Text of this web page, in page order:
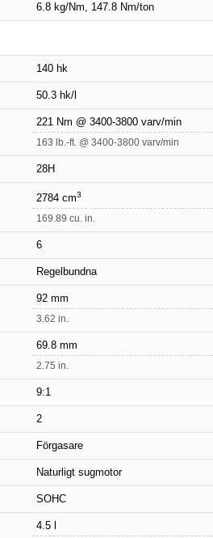
6.8 kg/Nm, 147.8 Nm/ton
140 hk
50.3 hk/l
221 Nm @ 3400-3800 varv/min
163 lb.-ft. @ 3400-3800 varv/min
28H
2784 cm3
169.89 cu. in.
6
Regelbundna
92 mm
3.62 in.
69.8 mm
2.75 in.
9:1
2
Förgasare
Naturligt sugmotor
SOHC
4.5 l